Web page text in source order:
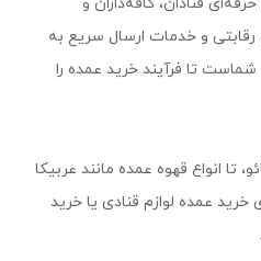
و خدمات ارسال سریع به
تا فرآیند خرید عمده را
تا انواع قهوه عمده مانند عربیکا
شما برای خرید عمده لوازم قنادی یا خرید